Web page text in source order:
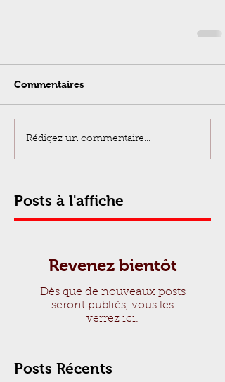
Commentaires
Rédigez un commentaire...
Posts à l'affiche
Revenez bientôt
Dès que de nouveaux posts
seront publiés, vous les
verrez ici.
Posts Récents